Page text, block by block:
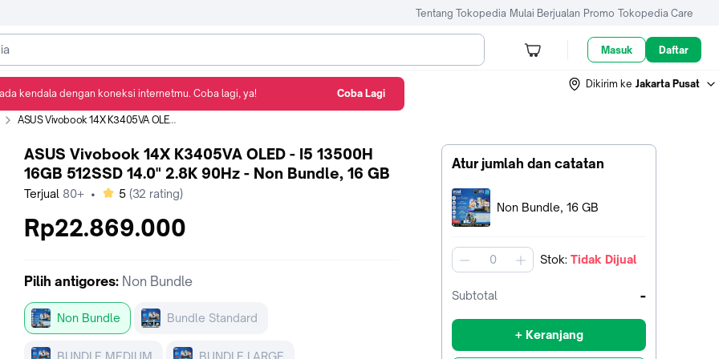
Tentang Tokopedia Mulai Berjualan Promo Tokopedia Care
Masuk Daftar
Dikirim ke Jakarta Pusat
ASUS Vivobook 14X K3405VA OLED - I5 13500H 16GB 512SSD 14.0" 2.8K 90Hz - Non Bundle, 16 GB
Atur jumlah dan catatan
Terpilih:
Non Bundle, 16 GB
jumlah Stok: Tidak Dijual
Subtotal -
+ Keranjang
ASUS Vivobook 14X K3405VA OLED - I5 13500H
16GB 512SSD 14.0" 2.8K 90Hz - Non Bundle, 16 GB
Terjual 80+ • bintang
5 (32 rating)
Rp22.869.000
Pilih antigores: Non Bundle
Non Bundle Bundle Standard
BUNDLE MEDIUM BUNDLE LARGE
kendala dengan koneksi internetmu. Coba lagi, ya! Coba Lagi